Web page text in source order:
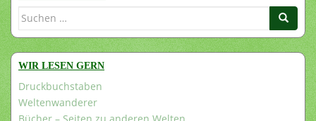
Suchen
WIR LESEN GERN
Druckbuchstaben
Weltenwanderer
Bücher – Seiten zu anderen Welten